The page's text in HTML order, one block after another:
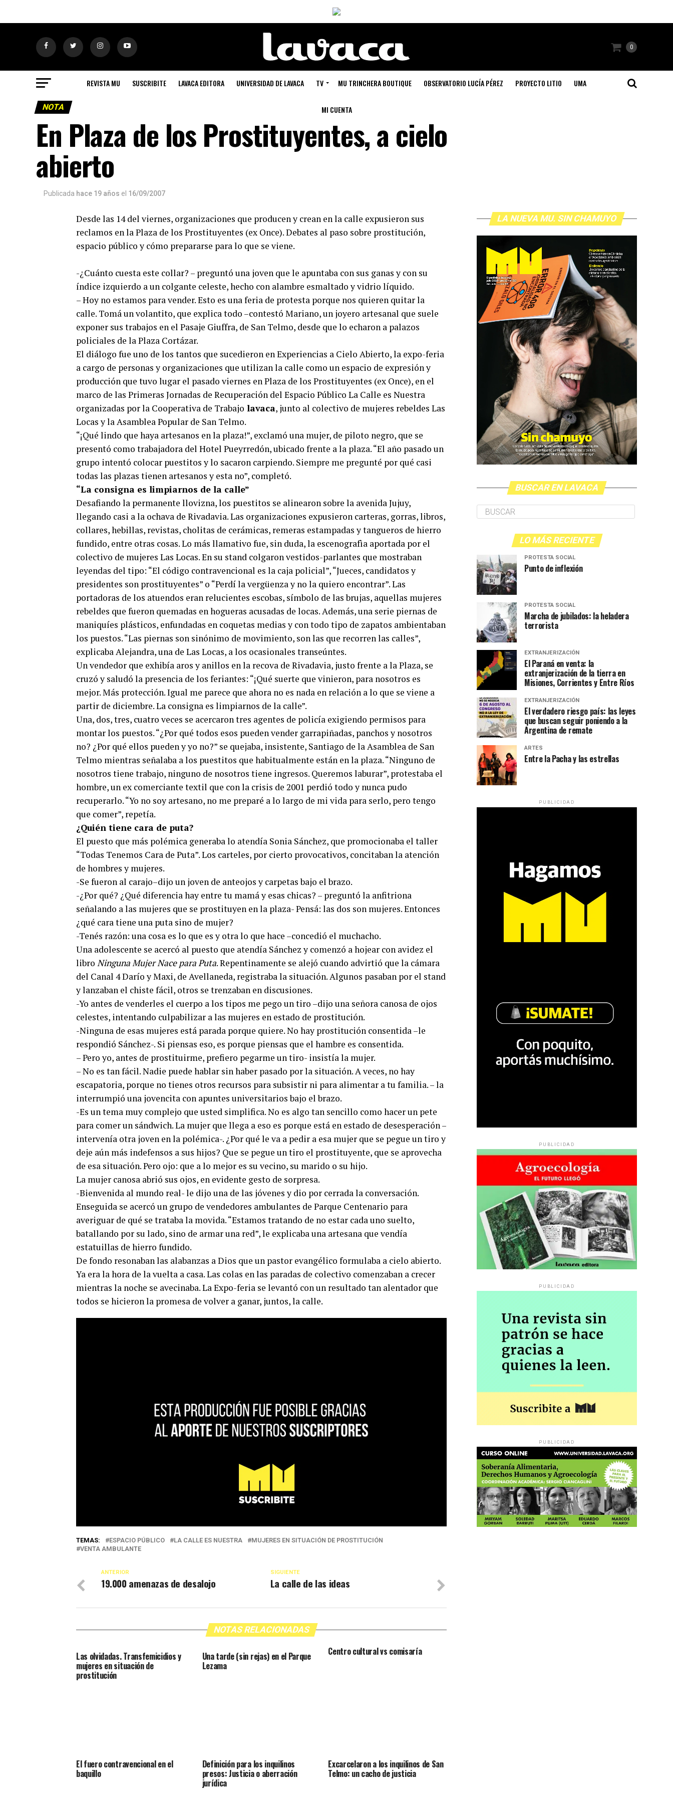
0
REVISTA MU SUSCRIBITE LAVACA EDITORA UNIVERSIDAD DE LAVACA TV MU TRINCHERA BOUTIQUE OBSERVATORIO LUCÍA PÉREZ PROYECTO LITIO UMA
MI CUENTA
NOTA
En Plaza de los Prostituyentes, a cielo
abierto
Publicada hace 19 años el 16/09/2007
Desde las 14 del viernes, organizaciones que producen y crean en la calle expusieron sus
reclamos en la Plaza de los Prostituyentes (ex Once). Debates al paso sobre prostitución,
espacio público y cómo prepararse para lo que se viene.
-¿Cuánto cuesta este collar? – preguntó una joven que le apuntaba con sus ganas y con su
índice izquierdo a un colgante celeste, hecho con alambre esmaltado y vidrio líquido.
– Hoy no estamos para vender. Esto es una feria de protesta porque nos quieren quitar la
calle. Tomá un volantito, que explica todo –contestó Mariano, un joyero artesanal que suele
exponer sus trabajos en el Pasaje Giuffra, de San Telmo, desde que lo echaron a palazos
policiales de la Plaza Cortázar.
El diálogo fue uno de los tantos que sucedieron en Experiencias a Cielo Abierto, la expo-feria
a cargo de personas y organizaciones que utilizan la calle como un espacio de expresión y
producción que tuvo lugar el pasado viernes en Plaza de los Prostituyentes (ex Once), en el
marco de las Primeras Jornadas de Recuperación del Espacio Público La Calle es Nuestra
organizadas por la Cooperativa de Trabajo lavaca, junto al colectivo de mujeres rebeldes Las
Locas y la Asamblea Popular de San Telmo.
“¡Qué lindo que haya artesanos en la plaza!”, exclamó una mujer, de piloto negro, que se
presentó como trabajadora del Hotel Pueyrredón, ubicado frente a la plaza. “El año pasado un
grupo intentó colocar puestitos y lo sacaron carpiendo. Siempre me pregunté por qué casi
todas las plazas tienen artesanos y esta no”, completó.
“La consigna es limpiarnos de la calle”
Desafiando la permanente llovizna, los puestitos se alinearon sobre la avenida Jujuy,
llegando casi a la ochava de Rivadavia. Las organizaciones expusieron carteras, gorras, libros,
collares, hebillas, revistas, cholitas de cerámicas, remeras estampadas y tangueros de hierro
fundido, entre otras cosas. Lo más llamativo fue, sin duda, la escenografìa aportada por el
colectivo de mujeres Las Locas. En su stand colgaron vestidos-parlantes que mostraban
leyendas del tipo: “El código contravencional es la caja policial”, “Jueces, candidatos y
presidentes son prostituyentes” o “Perdí la vergüenza y no la quiero encontrar”. Las
portadoras de los atuendos eran relucientes escobas, símbolo de las brujas, aquellas mujeres
rebeldes que fueron quemadas en hogueras acusadas de locas. Además, una serie piernas de
maniquíes plásticos, enfundadas en coquetas medias y con todo tipo de zapatos ambientaban
los puestos. “Las piernas son sinónimo de movimiento, son las que recorren las calles”,
explicaba Alejandra, una de Las Locas, a los ocasionales transeúntes.
Un vendedor que exhibía aros y anillos en la recova de Rivadavia, justo frente a la Plaza, se
cruzó y saludó la presencia de los feriantes: “¡Qué suerte que vinieron, para nosotros es
mejor. Más protección. Igual me parece que ahora no es nada en relación a lo que se viene a
partir de diciembre. La consigna es limpiarnos de la calle”.
Una, dos, tres, cuatro veces se acercaron tres agentes de policía exigiendo permisos para
montar los puestos. “¿Por qué todos esos pueden vender garrapiñadas, panchos y nosotros
no? ¿Por qué ellos pueden y yo no?” se quejaba, insistente, Santiago de la Asamblea de San
Telmo mientras señalaba a los puestitos que habitualmente están en la plaza. “Ninguno de
nosotros tiene trabajo, ninguno de nosotros tiene ingresos. Queremos laburar”, protestaba el
hombre, un ex comerciante textil que con la crisis de 2001 perdió todo y nunca pudo
recuperarlo. “Yo no soy artesano, no me preparé a lo largo de mi vida para serlo, pero tengo
que comer”, repetía.
¿Quién tiene cara de puta?
El puesto que más polémica generaba lo atendía Sonia Sánchez, que promocionaba el taller
“Todas Tenemos Cara de Puta”. Los carteles, por cierto provocativos, concitaban la atención
de hombres y mujeres.
-Se fueron al carajo–dijo un joven de anteojos y carpetas bajo el brazo.
-¿Por qué? ¿Qué diferencia hay entre tu mamá y esas chicas? – preguntó la anfitriona
señalando a las mujeres que se prostituyen en la plaza- Pensá: las dos son mujeres. Entonces
¿qué cara tiene una puta sino de mujer?
-Tenés razón: una cosa es lo que es y otra lo que hace –concedió el muchacho.
Una adolescente se acercó al puesto que atendía Sánchez y comenzó a hojear con avidez el
libro Ninguna Mujer Nace para Puta. Repentinamente se alejó cuando advirtió que la cámara
del Canal 4 Darío y Maxi, de Avellaneda, registraba la situación. Algunos pasaban por el stand
y lanzaban el chiste fácil, otros se trenzaban en discusiones.
-Yo antes de venderles el cuerpo a los tipos me pego un tiro –dijo una señora canosa de ojos
celestes, intentando culpabilizar a las mujeres en estado de prostitución.
-Ninguna de esas mujeres está parada porque quiere. No hay prostitución consentida –le
respondió Sánchez-. Si piensas eso, es porque piensas que el hambre es consentida.
– Pero yo, antes de prostituirme, prefiero pegarme un tiro- insistía la mujer.
– No es tan fácil. Nadie puede hablar sin haber pasado por la situación. A veces, no hay
escapatoria, porque no tienes otros recursos para subsistir ni para alimentar a tu familia. – la
interrumpió una jovencita con apuntes universitarios bajo el brazo.
-Es un tema muy complejo que usted simplifica. No es algo tan sencillo como hacer un pete
para comer un sándwich. La mujer que llega a eso es porque está en estado de desesperación –
intervenía otra joven en la polémica-. ¿Por qué le va a pedir a esa mujer que se pegue un tiro y
deje aún más indefensos a sus hijos? Que se pegue un tiro el prostituyente, que se aprovecha
de esa situación. Pero ojo: que a lo mejor es su vecino, su marido o su hijo.
La mujer canosa abrió sus ojos, en evidente gesto de sorpresa.
-Bienvenida al mundo real- le dijo una de las jóvenes y dio por cerrada la conversación.
Enseguida se acercó un grupo de vendedores ambulantes de Parque Centenario para
averiguar de qué se trataba la movida. “Estamos tratando de no estar cada uno suelto,
batallando por su lado, sino de armar una red”, le explicaba una artesana que vendía
estatuillas de hierro fundido.
De fondo resonaban las alabanzas a Dios que un pastor evangélico formulaba a cielo abierto.
Ya era la hora de la vuelta a casa. Las colas en las paradas de colectivo comenzaban a crecer
mientras la noche se avecinaba. La Expo-feria se levantó con un resultado tan alentador que
todos se hicieron la promesa de volver a ganar, juntos, la calle.
TEMAS: ESPACIO PÚBLICO LA CALLE ES NUESTRA
MUJERES EN SITUACIÓN DE PROSTITUCIÓN
VENTA AMBULANTE
SIGUIENTE
La calle de las ideas
ANTERIOR
19.000 amenazas de desalojo
NOTAS RELACIONADAS
Las olvidadas. Transfemicidios y
mujeres en situación de
prostitución
Una tarde (sin rejas) en el Parque
Lezama
Centro cultural vs comisaría
El fuero contravencional en el
baquillo
Definición para los inquilinos
presos: Justicia o aberración
jurídica
Excarcelaron a los inquilinos de San
Telmo: un cacho de justicia
LA NUEVA MU. SIN CHAMUYO
BUSCAR EN LAVACA
LO MÁS RECIENTE
PROTESTA SOCIAL
Punto de inflexión
PROTESTA SOCIAL
Marcha de jubilados: la heladera
terrorista
EXTRANJERIZACIÓN
El Paraná en venta: la
extranjerización de la tierra en
Misiones, Corrientes y Entre Ríos
EXTRANJERIZACIÓN
El verdadero riesgo país: las leyes
que buscan seguir poniendo a la
Argentina de remate
ARTES
Entre la Pacha y las estrellas
PUBLICIDAD
PUBLICIDAD
PUBLICIDAD
PUBLICIDAD